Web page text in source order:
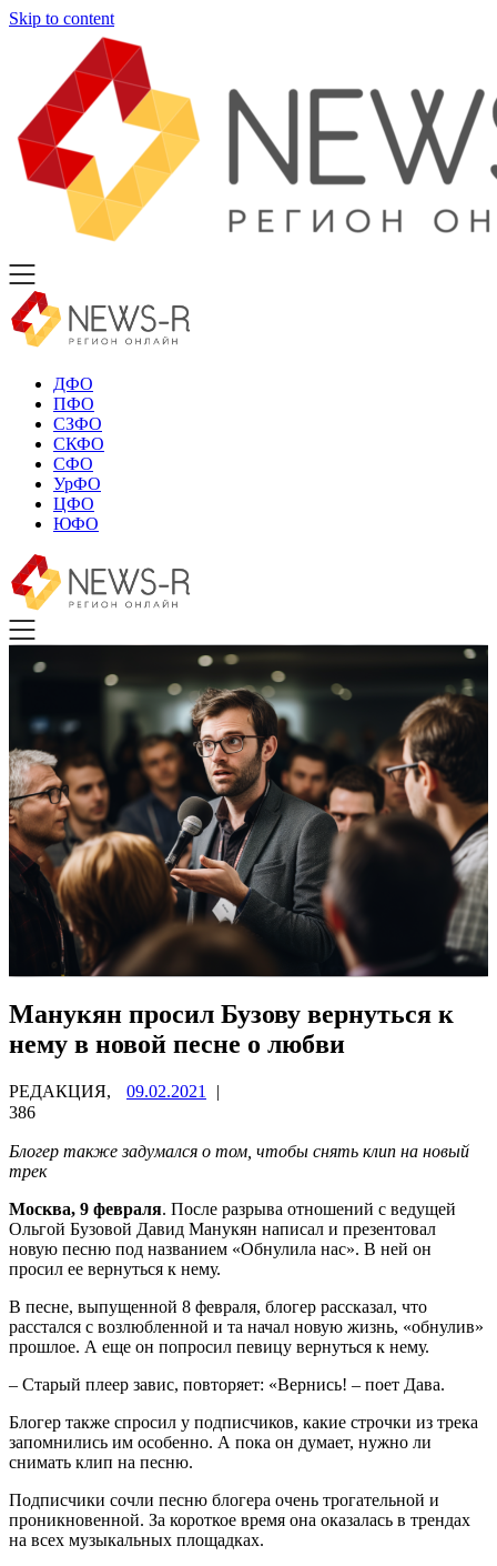
Skip to content
ДФО
ПФО
СЗФО
СКФО
СФО
УрФО
ЦФО
ЮФО
Манукян просил Бузову вернуться к
нему в новой песне о любви
РЕДАКЦИЯ, 09.02.2021
|
386
Блогер также задумался о том, чтобы снять клип на новый
трек
Москва, 9 февраля. После разрыва отношений с ведущей
Ольгой Бузовой Давид Манукян написал и презентовал
новую песню под названием «Обнулила нас». В ней он
просил ее вернуться к нему.
В песне, выпущенной 8 февраля, блогер рассказал, что
расстался с возлюбленной и та начал новую жизнь, «обнулив»
прошлое. А еще он попросил певицу вернуться к нему.
– Старый плеер завис, повторяет: «Вернись! – поет Дава.
Блогер также спросил у подписчиков, какие строчки из трека
запомнились им особенно. А пока он думает, нужно ли
снимать клип на песню.
Подписчики сочли песню блогера очень трогательной и
проникновенной. За короткое время она оказалась в трендах
на всех музыкальных площадках.